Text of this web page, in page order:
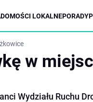
LOKALNEPORADY
w
Wydziału Ruchu